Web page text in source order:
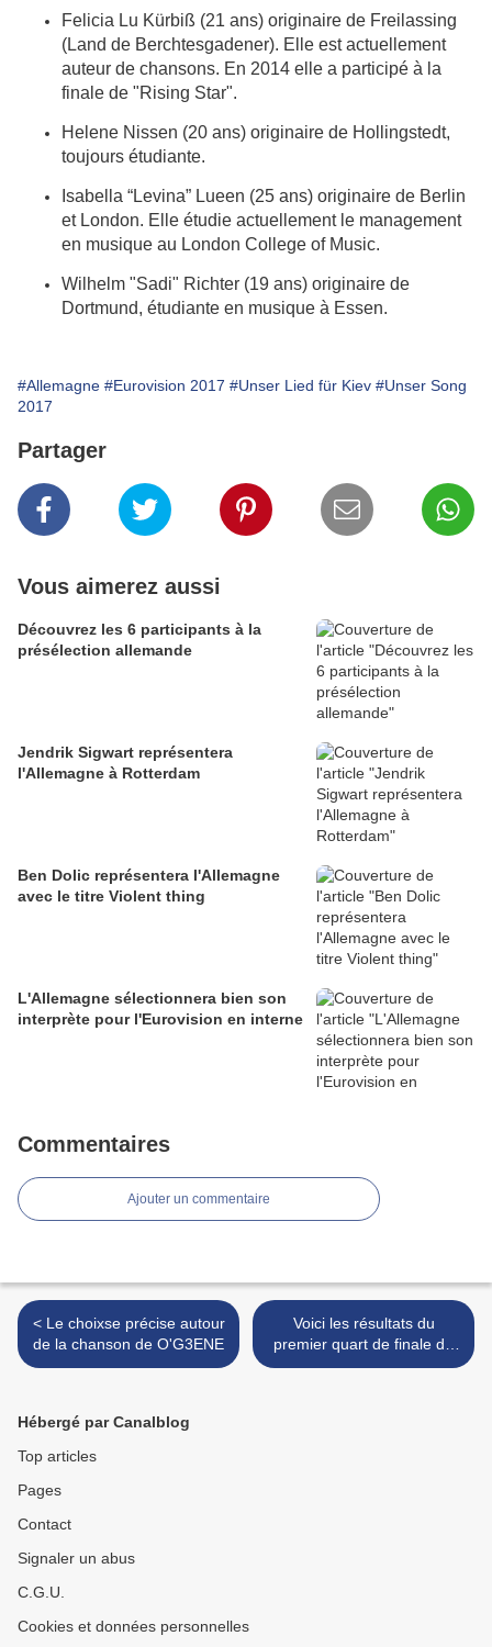
Felicia Lu Kürbiß (21 ans) originaire de Freilassing
(Land de Berchtesgadener). Elle est actuellement
auteur de chansons. En 2014 elle a participé à la
finale de "Rising Star".
Helene Nissen (20 ans) originaire de Hollingstedt,
toujours étudiante.
Isabella “Levina” Lueen (25 ans) originaire de Berlin
et London. Elle étudie actuellement le management
en musique au London College of Music.
Wilhelm "Sadi" Richter (19 ans) originaire de
Dortmund, étudiante en musique à Essen.
#Allemagne #Eurovision 2017 #Unser Lied für Kiev #Unser Song
2017
Partager
Vous aimerez aussi
Découvrez les 6 participants à la
présélection allemande
Jendrik Sigwart représentera
l'Allemagne à Rotterdam
Ben Dolic représentera l'Allemagne
avec le titre Violent thing
L'Allemagne sélectionnera bien son
interprète pour l'Eurovision en interne
Commentaires
Ajouter un commentaire
< Le choixse précise autour
de la chanson de O'G3ENE
Voici les résultats du
premier quart de finale de
la présélection Lituanienne :
Hébergé par Canalblog
Top articles
Pages
Contact
Signaler un abus
C.G.U.
Cookies et données personnelles